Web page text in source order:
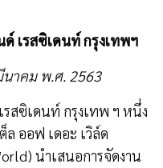
เรสซิเดนท์ กรุงเทพฯ
าคม พ.ศ. 2563
สซิเดนท์ กรุงเทพ ฯ หนึ่ง
ล ออฟ เดอะ เวิล์ด
นำเสนอการจัดงาน